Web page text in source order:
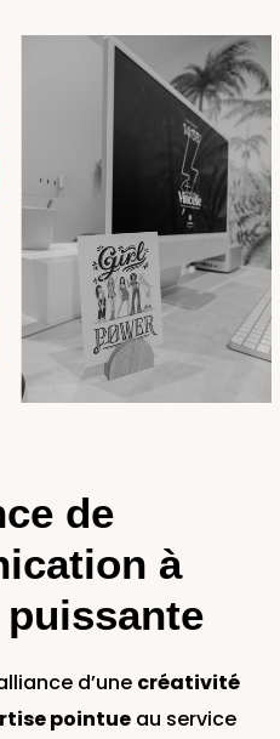
de
à
d’une créativité
pointueau service